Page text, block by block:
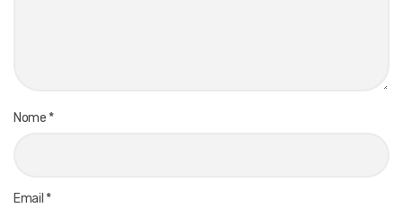
Nome *
Email *